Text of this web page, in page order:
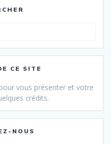
CE SITE
vous présenter et votre
crédits.
NOUS